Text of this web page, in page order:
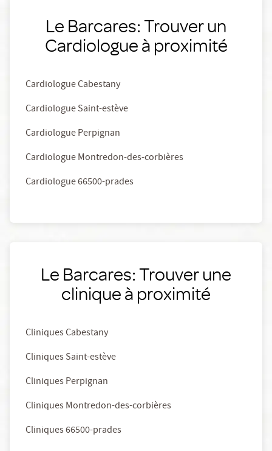
Le Barcares: Trouver un
Cardiologue à proximité
Cardiologue Cabestany
Cardiologue Saint-estève
Cardiologue Perpignan
Cardiologue Montredon-des-corbières
Cardiologue 66500-prades
Le Barcares: Trouver une
clinique à proximité
Cliniques Cabestany
Cliniques Saint-estève
Cliniques Perpignan
Cliniques Montredon-des-corbières
Cliniques 66500-prades